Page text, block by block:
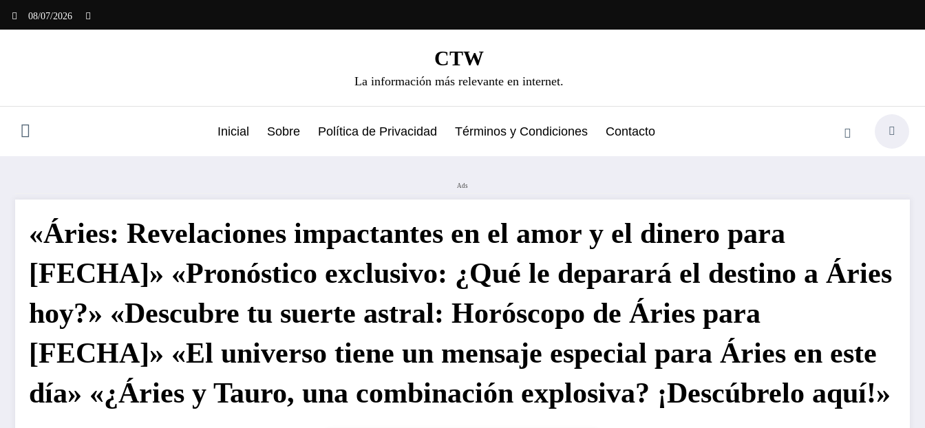
08/07/2026
CTW
La información más relevante en internet.
Inicial Sobre Política de Privacidad Términos y Condiciones Contacto
Ads
«Áries: Revelaciones impactantes en el amor y el dinero para
[FECHA]» «Pronóstico exclusivo: ¿Qué le deparará el destino a Áries
hoy?» «Descubre tu suerte astral: Horóscopo de Áries para
[FECHA]» «El universo tiene un mensaje especial para Áries en este
día» «¿Áries y Tauro, una combinación explosiva? ¡Descúbrelo aquí!»